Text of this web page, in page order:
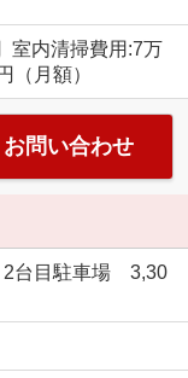
室内清掃費用:7万
（月額）
お問い合わせ
2台目駐車場 3,30